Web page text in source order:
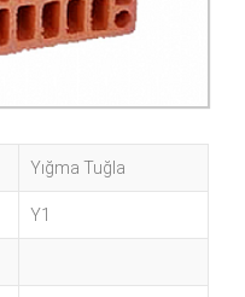
Yığma Tuğla
Y1